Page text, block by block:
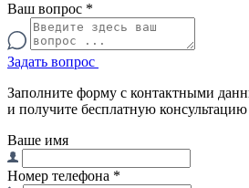
Ваш вопрос *
Задать вопрос
Заполните форму с контактными
и получите бесплатную
Ваше имя
Номер телефона *